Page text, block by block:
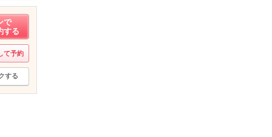
で
する
て予約
する